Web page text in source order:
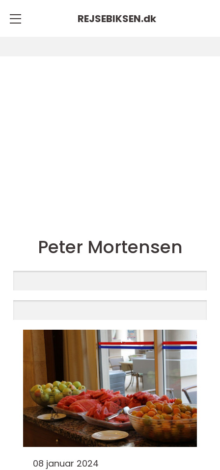
REJSEBIKSEN.dk
Peter Mortensen
08 januar 2024